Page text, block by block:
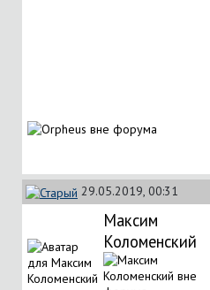
29.05.2019, 00:31
Максим
Коломенский